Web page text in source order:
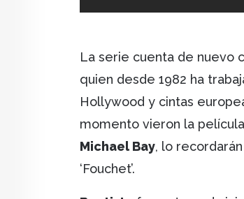
La serie cuenta de nuevo
quien desde 1982 ha
Hollywood y cintas
momento vieron la película
Michael Bay, lo
‘Fouchet’.